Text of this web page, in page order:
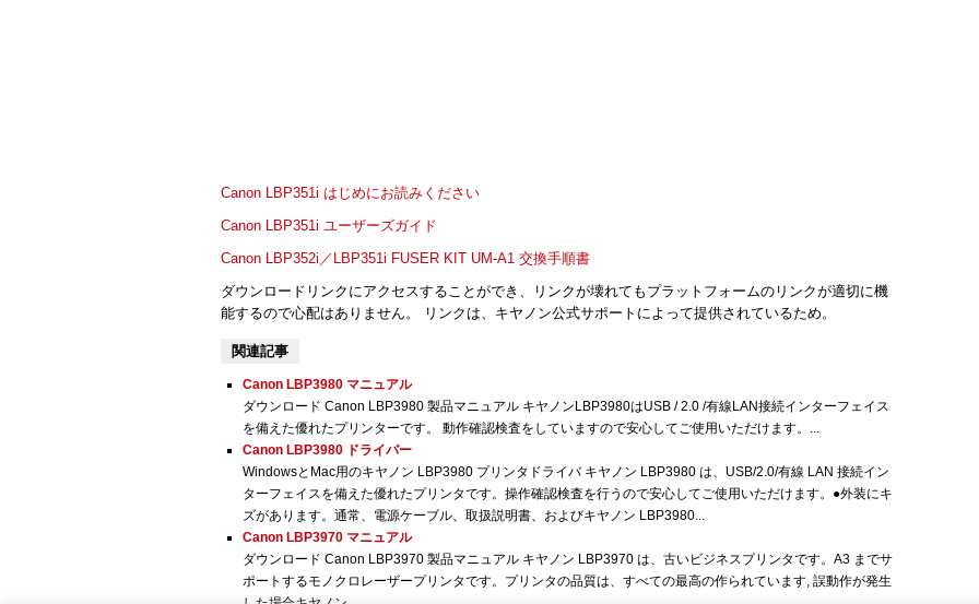
Canon LBP351i はじめにお読みください
Canon LBP351i ユーザーズガイド
Canon LBP352i／LBP351i FUSER KIT UM-A1 交換手順書
ダウンロードリンクにアクセスすることができ、リンクが壊れてもプラットフォームのリンクが適切に機
能するので心配はありません。 リンクは、キヤノン公式サポートによって提供されているため。
関連記事
Canon LBP3980 マニュアル
ダウンロード Canon LBP3980 製品マニュアル キヤノンLBP3980はUSB / 2.0 /有線LAN接続インターフェイス
を備えた優れたプリンターです。 動作確認検査をしていますので安心してご使用いただけます。...
Canon LBP3980 ドライバー
WindowsとMac用のキヤノン LBP3980 プリンタドライバ キヤノン LBP3980 は、USB/2.0/有線 LAN 接続イン
ターフェイスを備えた優れたプリンタです。操作確認検査を行うので安心してご使用いただけます。●外装にキ
ズがあります。通常、電源ケーブル、取扱説明書、およびキヤノン LBP3980...
Canon LBP3970 マニュアル
ダウンロード Canon LBP3970 製品マニュアル キヤノン LBP3970 は、古いビジネスプリンタです。A3 までサ
ポートするモノクロレーザープリンタです。プリンタの品質は、すべての最高の作られています, 誤動作が発生